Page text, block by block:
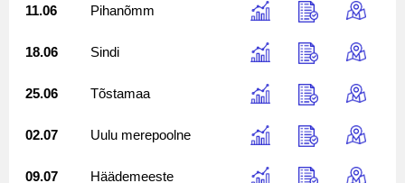
11.06 Pihanõmm
18.06 Sindi
25.06 Tõstamaa
02.07 Uulu merepoolne
09.07 Häädemeeste